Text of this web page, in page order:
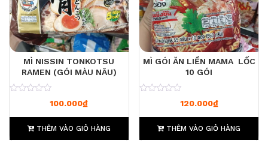
MÌ NISSIN TONKOTSU
RAMEN (GÓI MÀU NÂU)
100.000₫
THÊM VÀO GIỎ HÀNG
MÌ GÓI ĂN LIỀN MAMA LỐC
10 GÓI
120.000₫
THÊM VÀO GIỎ HÀNG